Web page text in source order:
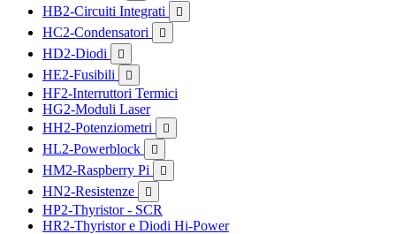
HB2-Circuiti Integrati 
HC2-Condensatori 
HD2-Diodi 
HE2-Fusibili 
HF2-Interruttori Termici
HG2-Moduli Laser
HH2-Potenziometri

HL2-Powerblock 
HM2-Raspberry Pi 
HN2-Resistenze 
HP2-Thyristor - SCR
HR2-Thyristor e Diodi Hi-Power